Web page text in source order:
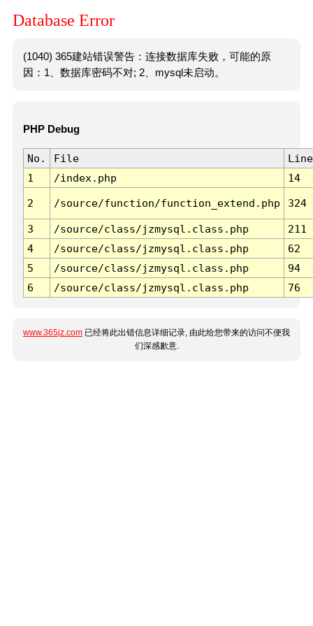
Database Error
(1040) 365建站错误警告：连接数据库失败，可能的原
因：1、数据库密码不对; 2、mysql未启动。
PHP Debug
No. File
Line
1
/index.php 14
2 /source/function/function_extend.php 324
3 /source/class/jzmysql.class.php
211
4
/source/class/jzmysql.class.php
62
5
/source/class/jzmysql.class.php
94
6
/source/class/jzmysql.class.php 76
www.365jz.com 已经将此出错信息详细记录, 由此给您带来的访问不便我
们深感歉意.